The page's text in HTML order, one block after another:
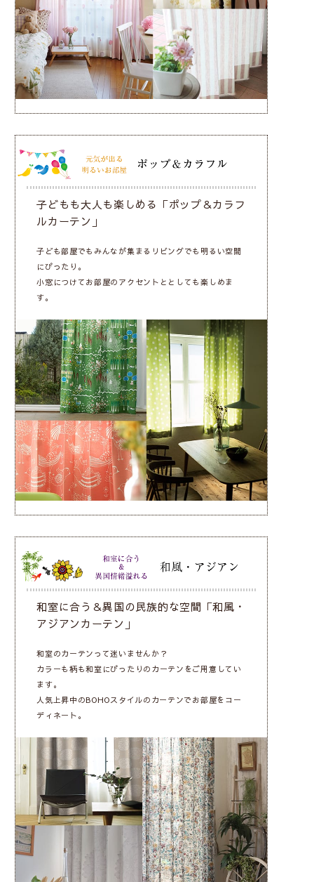
子どもも大人も楽しめる「ポップ＆カラフ
ルカーテン」
子ども部屋でもみんなが集まるリビングでも明るい空間
にぴったり。
小窓につけてお部屋のアクセントととしても楽しめま
す。
和室に合う＆異国の民族的な空間「和風・
アジアンカーテン」
和室のカーテンって迷いませんか？
カラーも柄も和室にぴったりのカーテンをご用意してい
ます。
人気上昇中のBOHOスタイルのカーテンでお部屋をコー
ディネート。